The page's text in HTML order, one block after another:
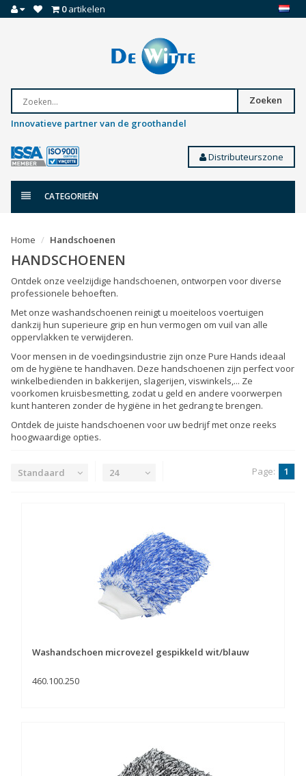
0artikelen
Zoeken
Innovatieve partner van de groothandel
Distributeurszone
CATEGORIEËN
Home Handschoenen
HANDSCHOENEN
Ontdek onze veelzijdige handschoenen, ontworpen voor diverse
professionele behoeften.
Met onze washandschoenen reinigt u moeiteloos voertuigen
dankzij hun superieure grip en hun vermogen om vuil van alle
oppervlakken te verwijderen.
Voor mensen in de voedingsindustrie zijn onze Pure Hands ideaal
om de hygiëne te handhaven. Deze handschoenen zijn perfect voor
winkelbedienden in bakkerijen, slagerijen, viswinkels,... Ze
voorkomen kruisbesmetting, zodat u geld en andere voorwerpen
kunt hanteren zonder de hygiëne in het gedrang te brengen.
Ontdek de juiste handschoenen voor uw bedrijf met onze reeks
hoogwaardige opties.
Standaard 24 Page: 1
Washandschoen microvezel gespikkeld wit/blauw
460.100.250